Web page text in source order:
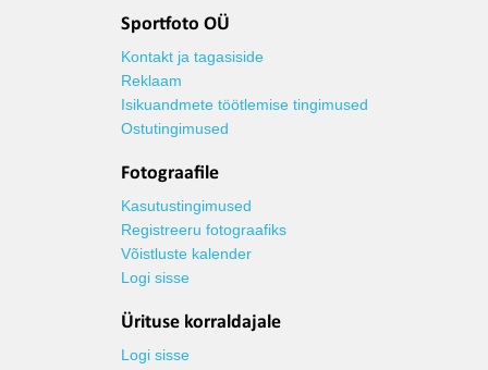
Sportfoto OÜ
Kontakt ja tagasiside
Reklaam
Isikuandmete töötlemise tingimused
Ostutingimused
Fotograafile
Kasutustingimused
Registreeru fotograafiks
Võistluste kalender
Logi sisse
Ürituse korraldajale
Logi sisse